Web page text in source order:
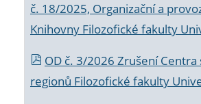
č. 18/2025, Organizační a
Knihovny Filozofické fakulty
OD č. 3/2026 Zrušení
regionů Filozofické fakulty